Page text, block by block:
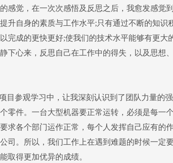
感觉，在一次次感悟及反思之后，我愈发感觉
升自身的素质与工作水平;只有通过不断的知识
完成的更快更好;使我们的技术水平能够有更大
下心来，反思自己在工作中的得失，以及思想
参观学习中，让我深刻认识到了团队力量的
零件。一台大型机器要正常运转，必须是每一
求各个部门运作正常，每个人发挥自己应有的
司。所以，我们工作上在遇到难题的时候一定
取得更加优异的成绩。